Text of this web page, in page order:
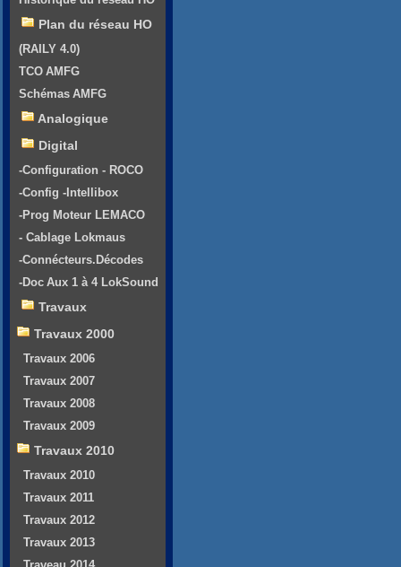
Plan du réseau HO
(RAILY 4.0)
TCO AMFG
Schémas AMFG
Analogique
Digital
-Configuration - ROCO
-Config -Intellibox
-Prog Moteur LEMACO
- Cablage Lokmaus
-Connécteurs.Décodes
-Doc Aux 1 à 4 LokSound
Travaux
Travaux 2000
Travaux 2006
Travaux 2007
Travaux 2008
Travaux 2009
Travaux 2010
Travaux 2010
Travaux 2011
Travaux 2012
Travaux 2013